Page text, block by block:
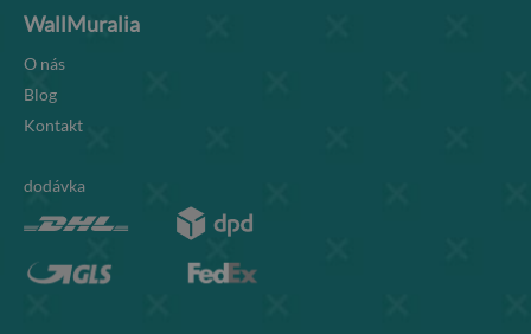
WallMuralia
O nás
Blog
Kontakt
dodávka